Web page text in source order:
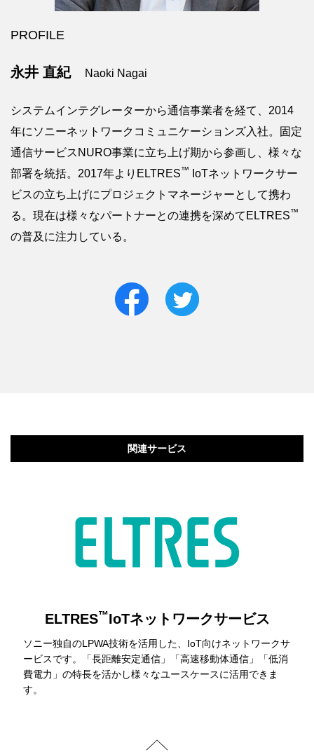
PROFILE
永井 直紀 Naoki Nagai
システムインテグレーターから通信事業者を経て、2014
年にソニーネットワークコミュニケーションズ入社。固定
通信サービスNURO事業に立ち上げ期から参画し、様々な
部署を統括。2017年よりELTRES™
IoTネットワークサー
ビスの立ち上げにプロジェクトマネージャーとして携わ
る。現在は様々なパートナーとの連携を深めてELTRES™
の普及に注力している。
関連サービス
ELTRES™IoTネットワークサービス
ソニー独自のLPWA技術を活用した、IoT向けネットワークサ
ービスです。「長距離安定通信」「高速移動体通信」「低消
費電力」の特長を活かし様々なユースケースに活用できま
す。